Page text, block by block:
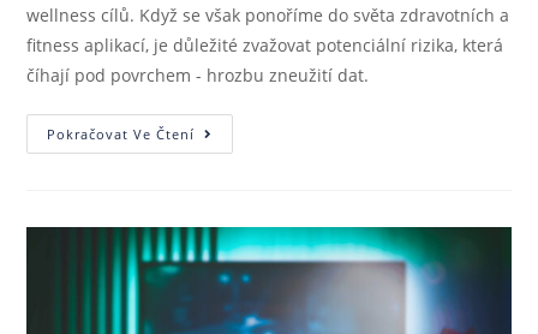
wellness cílů. Když se však ponoříme do světa zdravotních a
fitness aplikací, je důležité zvažovat potenciální rizika, která
číhají pod povrchem - hrozbu zneužití dat.
Pokračovat Ve Čtení